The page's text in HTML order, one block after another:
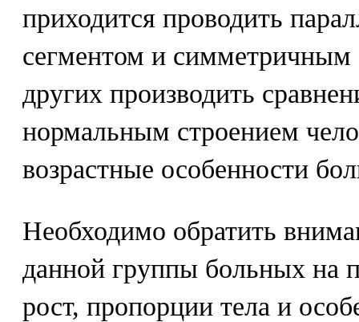
приходится проводить
сегментом и симметричным
других производить
нормальным строением
возрастные особенности
Необходимо обратить
данной группы больных на
рост, пропорции тела и